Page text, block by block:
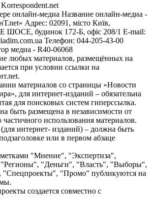
онлайн-медиа Название онлайн-медиа -
Адрес: 02091, місто Київ,
будинок 172-Б, офіс 208/1 E-mail:
Телефон: 044-205-43-00
медиа - R40-06068
любых материалов, размещённых на
при условии ссылки на
материалов со страницы «Новости
для интернет-изданий – обязательна
для поисковых систем гиперссылка.
быть размещена в независимости от
использования материалов.
интернет- изданий) – должна быть
или в первом абзаце
"Мнение", "Экспертиза",
"Регионы", "Деньги", "Власть", "Выборы",
"Спецпроекты", "Промо" публикуются на
создается совместно с